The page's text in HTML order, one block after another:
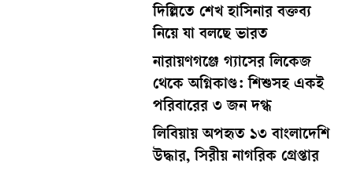
দিল্লিতে শেখ হাসিনার বক্তব্য
নিয়ে যা বলছে ভারত
নারায়ণগঞ্জে গ্যাসের লিকেজ
থেকে অগ্নিকাণ্ড: শিশুসহ একই
পরিবারের ৩ জন দগ্ধ
লিবিয়ায় অপহৃত ১৩ বাংলাদেশি
উদ্ধার, সিরীয় নাগরিক গ্রেপ্তার